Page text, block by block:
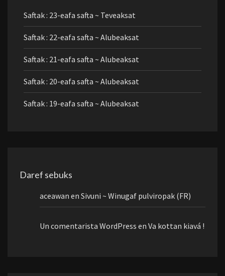
Saftak : 23-eafa safta ~ Teveaksat
Saftak : 22-eafa safta ~ Alubeaksat
Saftak : 21-eafa safta ~ Alubeaksat
Saftak : 20-eafa safta ~ Alubeaksat
Saftak : 19-eafa safta ~ Alubeaksat
Daref sebuks
aceawan en Sivuni ~ Winugaf pulviropak (FR)
Un comentarista WordPress en Va kottan kiavá !